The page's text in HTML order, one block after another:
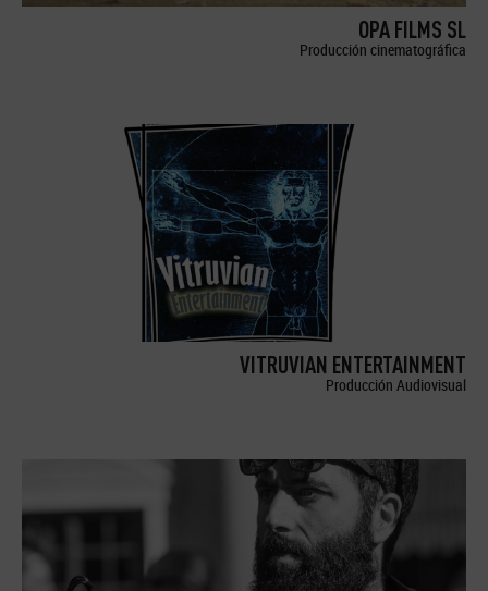
OPA FILMS SL
Producción cinematográfica
VITRUVIAN ENTERTAINMENT
Producción Audiovisual